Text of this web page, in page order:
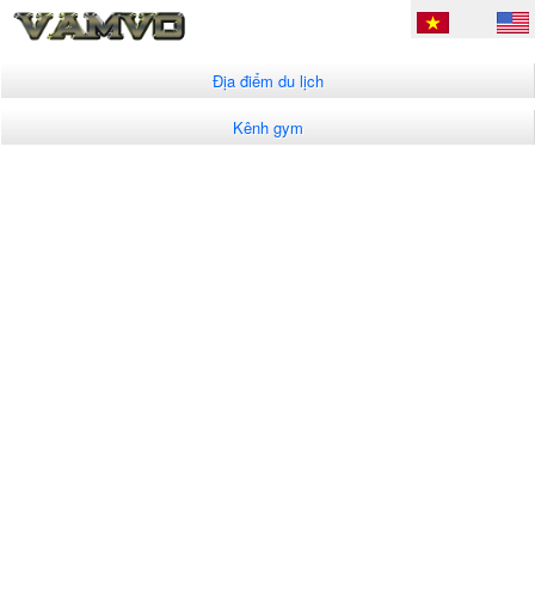
Địa điểm du lịch
Kênh gym